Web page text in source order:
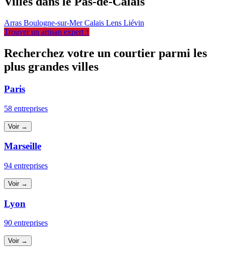
Arras Boulogne-sur-MerCalais Lens Liévin
Trouver un artisan expert ↑
Recherchez votre un courtier parmi les
plus grandes villes
Paris
58 entreprises
Voir →
Marseille
94 entreprises
Voir →
Lyon
90 entreprises
Voir →